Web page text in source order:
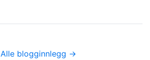
Alle blogginnlegg →